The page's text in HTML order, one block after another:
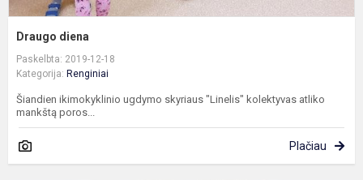
Draugo diena
Paskelbta: 2019-12-18
Kategorija: Renginiai
Šiandien ikimokyklinio ugdymo skyriaus "Linelis" kolektyvas atliko
mankštą poros...
Plačiau